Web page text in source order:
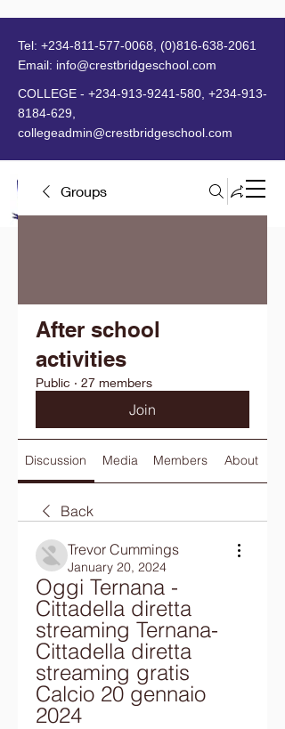
MENU
Tel: +234-811-577-0068
(0)816-638-2061
Email: info@crestbridgeschool.com
COLLEGE - +234-913-9241-580 +234-913-
8184-629
collegeadmin@crestbridgeschool.com
Groups
After school
activities
Public · 27 members
Join
Discussion Media Members About
Back
Trevor Cummings
January 20, 2024
Oggi Ternana -
Cittadella diretta
streaming Ternana-
Cittadella diretta
streaming gratis
Calcio 20 gennaio
2024